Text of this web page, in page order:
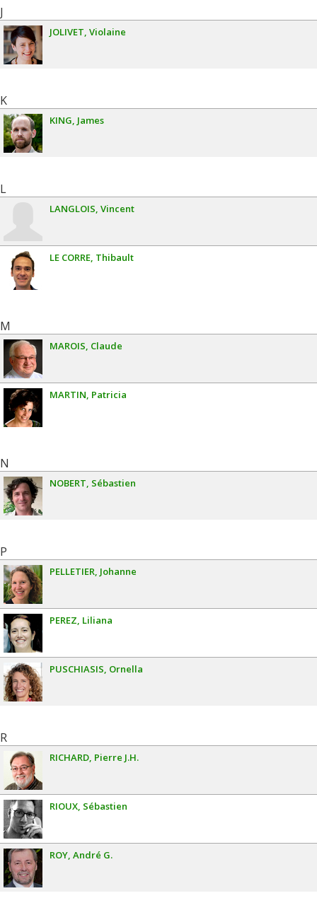
J
JOLIVET Violaine
K
KING James
L
LANGLOIS Vincent
LE CORRE Thibault
M
MAROIS Claude
MARTIN Patricia
N
NOBERT Sébastien
P
PELLETIER Johanne
PEREZ Liliana
PUSCHIASIS Ornella
R
RICHARD Pierre J.H.
RIOUX Sébastien
ROY André G.